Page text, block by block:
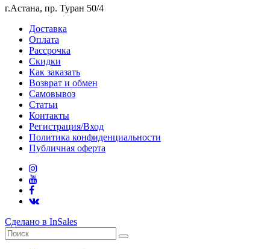
г.Астана, пр. Туран 50/4
Доставка
Оплата
Рассрочка
Скидки
Как заказать
Возврат и обмен
Самовывоз
Статьи
Контакты
Регистрация/Вход
Политика конфиденциальности
Публичная оферта
Сделано в InSales